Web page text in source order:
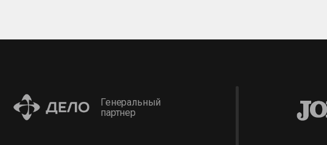
Генеральный
партнер